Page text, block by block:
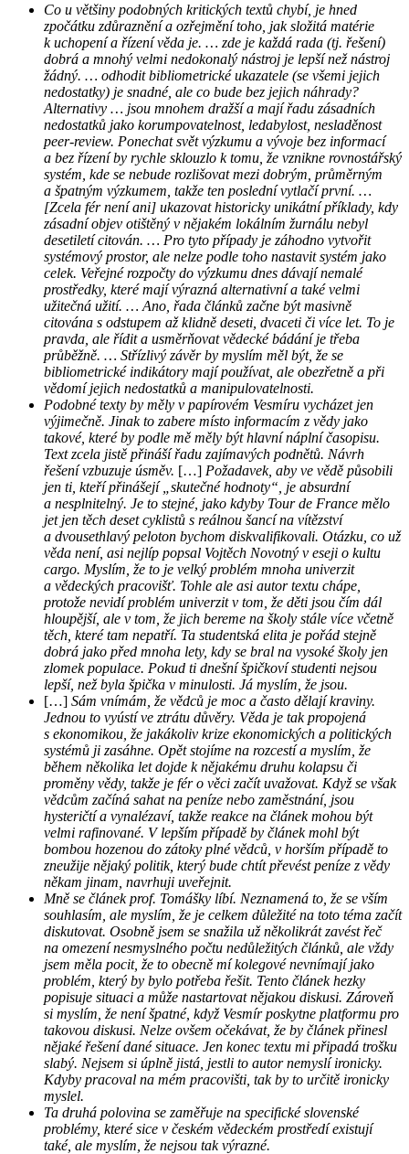
Co u většiny podobných kritických textů chybí, je hned
zpočátku zdůraznění a ozřejmění toho, jak složitá matérie
k uchopení a řízení věda je. … zde je každá rada (tj. řešení)
dobrá a mnohý velmi nedokonalý nástroj je lepší než nástroj
žádný. … odhodit bibliometrické ukazatele (se všemi jejich
nedostatky) je snadné, ale co bude bez jejich náhrady?
Alternativy … jsou mnohem dražší a mají řadu zásadních
nedostatků jako korumpovatelnost, ledabylost, nesladěnost
peer-review. Ponechat svět výzkumu a vývoje bez informací
a bez řízení by rychle sklouzlo k tomu, že vznikne rovnostářský
systém, kde se nebude rozlišovat mezi dobrým, průměrným
a špatným výzkumem, takže ten poslední vytlačí první. …
[Zcela fér není ani] ukazovat historicky unikátní příklady, kdy
zásadní objev otištěný v nějakém lokálním žurnálu nebyl
desetiletí citován. … Pro tyto případy je záhodno vytvořit
systémový prostor, ale nelze podle toho nastavit systém jako
celek. Veřejné rozpočty do výzkumu dnes dávají nemalé
prostředky, které mají výrazná alternativní a také velmi
užitečná užití. … Ano, řada článků začne být masivně
citována s odstupem až klidně deseti, dvaceti či více let. To je
pravda, ale řídit a usměrňovat vědecké bádání je třeba
průběžně. … Střízlivý závěr by myslím měl být, že se
bibliometrické indikátory mají používat, ale obezřetně a při
vědomí jejich nedostatků a manipulovatelnosti.
Podobné texty by měly v papírovém Vesmíru vycházet jen
výjimečně. Jinak to zabere místo informacím z vědy jako
takové, které by podle mě měly být hlavní náplní časopisu.
Text zcela jistě přináší řadu zajímavých podnětů. Návrh
řešení vzbuzuje úsměv. […] Požadavek, aby ve vědě působili
jen ti, kteří přinášejí „skutečné hodnoty“, je absurdní
a nesplnitelný. Je to stejné, jako kdyby Tour de France mělo
jet jen těch deset cyklistů s reálnou šancí na vítězství
a dvousethlavý peloton bychom diskvalifikovali. Otázku, co už
věda není, asi nejlíp popsal Vojtěch Novotný v eseji o kultu
cargo. Myslím, že to je velký problém mnoha univerzit
a vědeckých pracovišť. Tohle ale asi autor textu chápe,
protože nevidí problém univerzit v tom, že děti jsou čím dál
hloupější, ale v tom, že jich bereme na školy stále více včetně
těch, které tam nepatří. Ta studentská elita je pořád stejně
dobrá jako před mnoha lety, kdy se bral na vysoké školy jen
zlomek populace. Pokud ti dnešní špičkoví studenti nejsou
lepší, než byla špička v minulosti. Já myslím, že jsou.
[…] Sám vnímám, že vědců je moc a často dělají kraviny.
Jednou to vyústí ve ztrátu důvěry. Věda je tak propojená
s ekonomikou, že jakákoliv krize ekonomických a politických
systémů ji zasáhne. Opět stojíme na rozcestí a myslím, že
během několika let dojde k nějakému druhu kolapsu či
proměny vědy, takže je fér o věci začít uvažovat. Když se však
vědcům začíná sahat na peníze nebo zaměstnání, jsou
hysteričtí a vynalézaví, takže reakce na článek mohou být
velmi rafinované. V lepším případě by článek mohl být
bombou hozenou do zátoky plné vědců, v horším případě to
zneužije nějaký politik, který bude chtít převést peníze z vědy
někam jinam, navrhuji uveřejnit.
Mně se článek prof. Tomášky líbí. Neznamená to, že se vším
souhlasím, ale myslím, že je celkem důležité na toto téma začít
diskutovat. Osobně jsem se snažila už několikrát zavést řeč
na omezení nesmyslného počtu nedůležitých článků, ale vždy
jsem měla pocit, že to obecně mí kolegové nevnímají jako
problém, který by bylo potřeba řešit. Tento článek hezky
popisuje situaci a může nastartovat nějakou diskusi. Zároveň
si myslím, že není špatné, když Vesmír poskytne platformu pro
takovou diskusi. Nelze ovšem očekávat, že by článek přinesl
nějaké řešení dané situace. Jen konec textu mi připadá trošku
slabý. Nejsem si úplně jistá, jestli to autor nemyslí ironicky.
Kdyby pracoval na mém pracovišti, tak by to určitě ironicky
myslel.
Ta druhá polovina se zaměřuje na specifické slovenské
problémy, které sice v českém vědeckém prostředí existují
také, ale myslím, že nejsou tak výrazné.